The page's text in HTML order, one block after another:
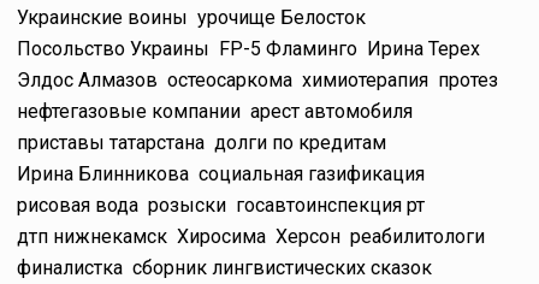
Украинские воины урочище Белосток
Посольство Украины
FP-5 Фламинго Ирина Терех
Элдос Алмазов остеосаркома химиотерапия протез
нефтегазовые компании арест автомобиля
приставы татарстана долги по кредитам
Ирина Блинникова социальная газификация
рисовая вода розыски госавтоинспекция рт
дтп нижнекамск Хиросима Херсон реабилитологи
финалистка сборник лингвистических сказок